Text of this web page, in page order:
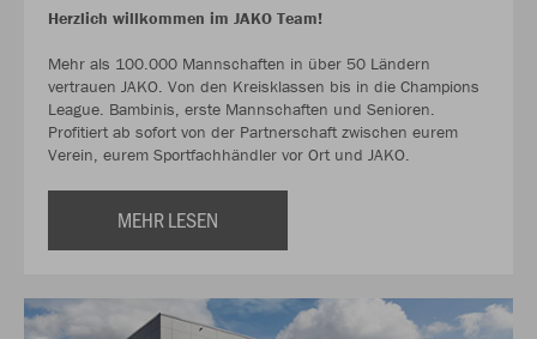
Herzlich willkommen im JAKO Team!
Mehr als 100.000 Mannschaften in über 50 Ländern
vertrauen JAKO. Von den Kreisklassen bis in die Champions
League. Bambinis, erste Mannschaften und Senioren.
Profitiert ab sofort von der Partnerschaft zwischen eurem
Verein, eurem Sportfachhändler vor Ort und JAKO.
MEHR LESEN